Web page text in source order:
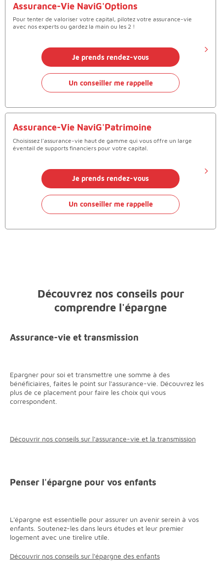
Assurance-Vie NaviG'Options
Pour tenter de valoriser votre capital, pilotez votre assurance-vie
avec nos experts ou gardez la main ou les 2 !
Je prends rendez-vous
Un conseiller me rappelle
Assurance-Vie NaviG'Patrimoine
Choisissez l'assurance-vie haut de gamme qui vous offre un large
éventail de supports financiers pour votre capital.
Je prends rendez-vous
Un conseiller me rappelle
Découvrez nos conseils pour
comprendre l'épargne
Assurance-vie et transmission
Epargner pour soi et transmettre une somme à des
bénéficiaires, faites le point sur l'assurance-vie. Découvrez les
plus de ce placement pour faire les choix qui vous
correspondent.
Découvrir nos conseils sur l'assurance-vie et la transmission
Penser l'épargne pour vos enfants
L'épargne est essentielle pour assurer un avenir serein à vos
enfants. Soutenez-les dans leurs études et leur premier
logement avec une tirelire utile.
Découvrir nos conseils sur l'épargne des enfants